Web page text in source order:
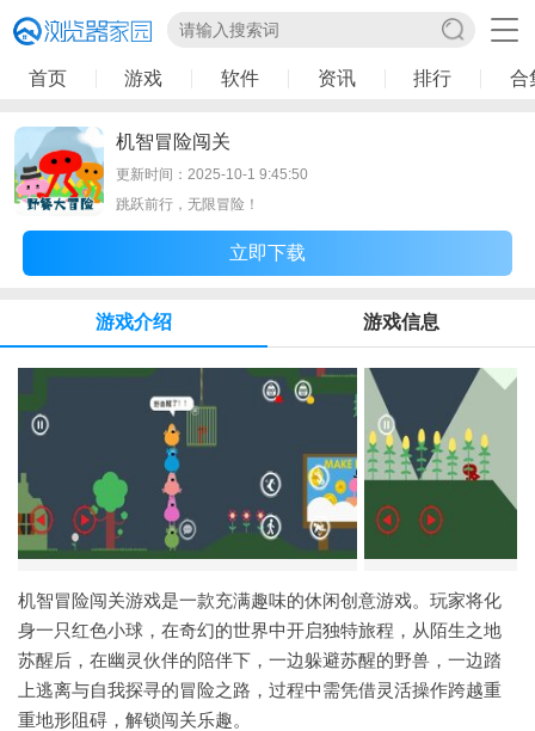
首页 游戏 软件 资讯 排行 合
机智冒险闯关
更新时间：2025-10-1 9:45:50
跳跃前行，无限冒险！
立即下载
游戏介绍 游戏信息
机智冒险闯关游戏是一款充满趣味的休闲创意游戏。玩家将化
身一只红色小球，在奇幻的世界中开启独特旅程，从陌生之地
苏醒后，在幽灵伙伴的陪伴下，一边躲避苏醒的野兽，一边踏
上逃离与自我探寻的冒险之路，过程中需凭借灵活操作跨越重
重地形阻碍，解锁闯关乐趣。